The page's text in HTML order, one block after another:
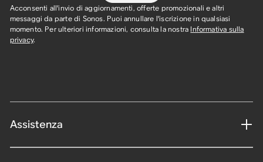
Acconsenti all'invio di aggiornamenti, offerte promozionali e altri
messaggi da parte di Sonos. Puoi annullare l'iscrizione in qualsiasi
momento. Per ulteriori informazioni, consulta la nostra Informativa sulla
privacy.
Assistenza